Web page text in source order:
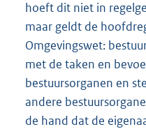
hoeft dit niet in
maar geldt de
Omgevingswet:
met de taken en
bestuursorganen en
andere
de hand dat de